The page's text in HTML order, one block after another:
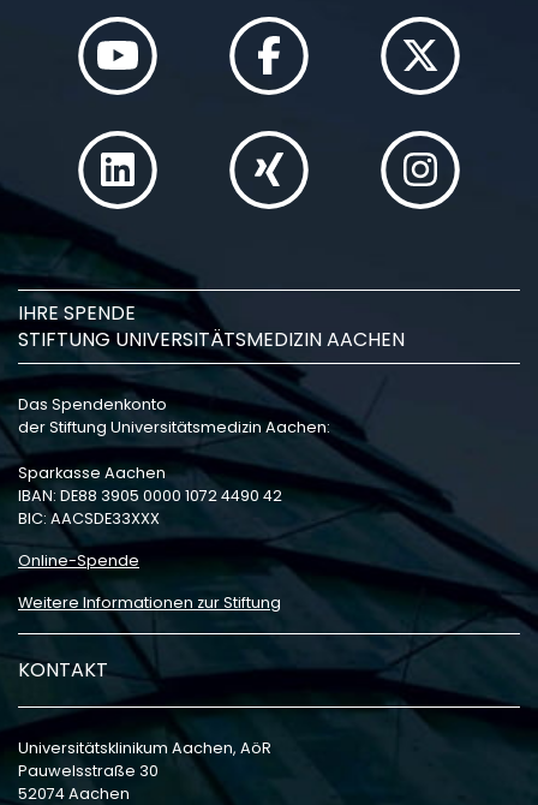
IHRE SPENDE
STIFTUNG UNIVERSITÄTSMEDIZIN AACHEN
Das Spendenkonto
der Stiftung Universitätsmedizin Aachen:
Sparkasse Aachen
IBAN: DE88 3905 0000 1072 4490 42
BIC: AACSDE33XXX
Online-Spende
Weitere Informationen zur Stiftung
KONTAKT
Universitätsklinikum Aachen, AöR
Pauwelsstraße 30
52074 Aachen